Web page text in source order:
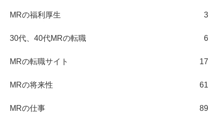
MRの福利厚生 3
30代、40代MRの転職 6
MRの転職サイト 17
MRの将来性 61
MRの仕事 89